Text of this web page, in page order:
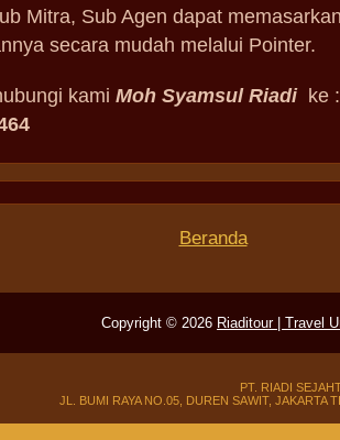
Mitra, Sub Agen dapat
secara mudah melalui Pointer.
kami Moh Syamsul Riadike :
Beranda
Copyright © 2026 Riaditour | Travel
PT. RIADI
JL. BUMI RAYA NO.05, DUREN SAWIT, JAKARTA